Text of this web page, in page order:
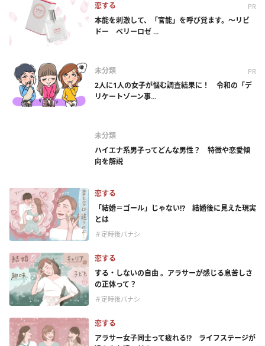
恋する PR
本能を刺激して、「官能」を呼び覚ます。～リビ
ドー ベリーロゼ ...
未分類 PR
2人に1人の女子が悩む調査結果に！ 令和の「デ
リケートゾーン事...
未分類
ハイエナ系男子ってどんな男性？ 特徴や恋愛傾
向を解説
恋する
「結婚＝ゴール」じゃない⁉ 結婚後に見えた現実
とは
＃定時後バナシ
恋する
する・しないの自由 。アラサーが感じる息苦しさ
の正体って？
＃定時後バナシ
恋する
アラサー女子同士って疲れる⁉ ライフステージが